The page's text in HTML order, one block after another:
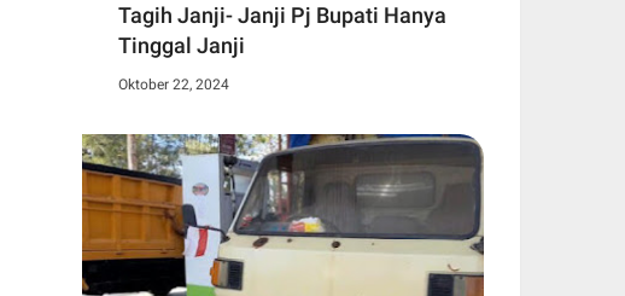
Tagih Janji- Janji Pj Bupati Hanya
Tinggal Janji
Oktober 22, 2024